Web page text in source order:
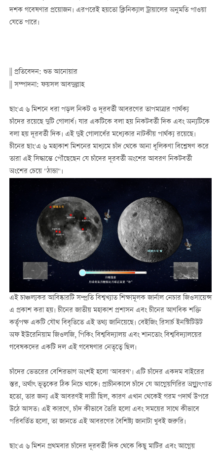
দশক গবেষণার প্রয়োজন। এরপরেই হয়তো ক্লিনিক্যাল ট্রায়ালের অনুমতি পাওয়া
যেতে পারে।
|| প্রতিবেদন: শুভ আনোয়ার
|| সম্পাদনা: ফয়সল আবদুল্লাহ
ছাং'এ ৬ মিশনে ধরা পড়ল নিকট ও দূরবর্তী আবরণের তাপমাত্রার পার্থক্য
চাঁদের রয়েছে দুটি গোলার্ধ। যার একটিকে বলা হয় নিকটবর্তী দিক এবং অন্যটিকে
বলা হয় দূরবর্তী দিক। এই দুই গোলার্ধের মধ্যেকার নাটকীয় পার্থক্য রয়েছে।
চীনের ছাং'এ ৬ মহাকাশ মিশনের মাধ্যমে চাঁদ থেকে আনা ধূলিকণা বিশ্লেষণ করে
তারা এই সিদ্ধান্তে পৌঁছেছেন যে চাঁদের দূরবর্তী অংশের আবরণ নিকটবর্তী
অংশের চেয়ে "ঠান্ডা"।
এই চাঞ্চল্যকর আবিষ্কারটি সম্প্রতি বিশ্বখ্যাত শিক্ষামূলক জার্নাল নেচার জিওসায়েন্স
এ প্রকাশ করা হয়। চীনের জাতীয় মহাকাশ প্রশাসন এবং চীনের আণবিক শক্তি
কর্তৃপক্ষ একটি যৌথ বিবৃতিতে এই তথ্য জানিয়েছে। বেইজিং রিসার্চ ইনস্টিটিউট
অফ ইউরেনিয়াম জিওলজি, পিকিং বিশ্ববিদ্যালয় এবং শানতোং বিশ্ববিদ্যালয়ের
গবেষকদের একটি দল এই গবেষণার নেতৃত্বে ছিল।
চাঁদের ভেতরের বেশিরভাগ অংশই হলো 'আবরণ'। এটি চাঁদের একদম বাইরের
স্তর, অর্থাৎ ভূত্বকের ঠিক নিচে থাকে। প্রাচীনকালে চাঁদে যে আগ্নেয়গিরির অগ্ন্যুৎপাত
হতো, তার জন্য এই আবরণই দায়ী ছিল, কারণ এখান থেকেই গরম পদার্থ উপরে
উঠে আসত। এই কারণে, চাঁদ কীভাবে তৈরি হলো এবং সময়ের সাথে কীভাবে
পরিবর্তিত হলো, তা জানতে এই আবরণের বৈশিষ্ট্য জানাটা খুবই জরুরি।
ছাং'এ ৬ মিশন প্রথমবার চাঁদের দূরবর্তী দিক থেকে কিছু মাটির এবং আগ্নেয়